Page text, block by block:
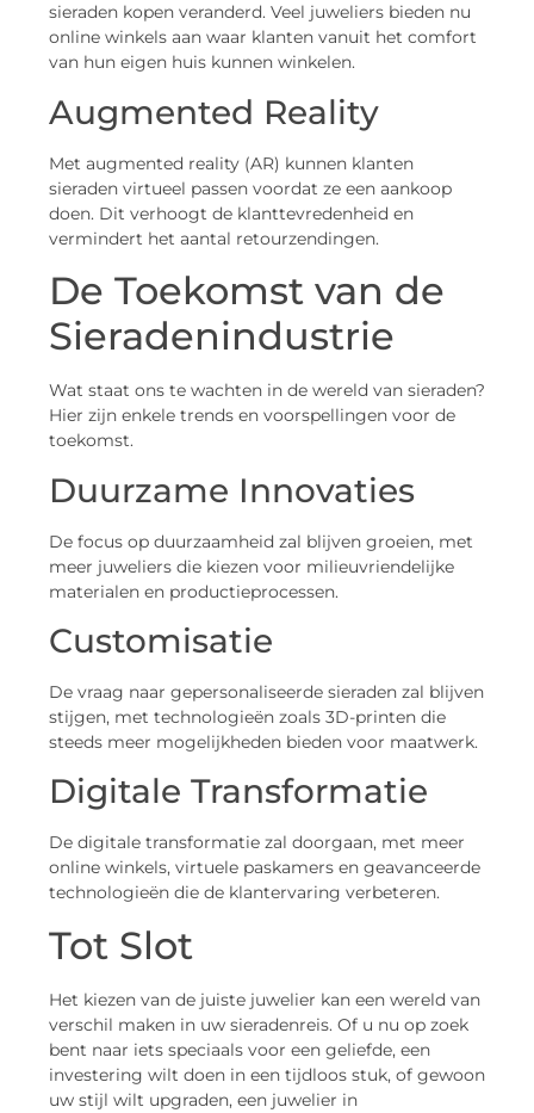
sieraden kopen veranderd. Veel juweliers bieden nu
online winkels aan waar klanten vanuit het comfort
van hun eigen huis kunnen winkelen.
Augmented Reality
Met augmented reality (AR) kunnen klanten
sieraden virtueel passen voordat ze een aankoop
doen. Dit verhoogt de klanttevredenheid en
vermindert het aantal retourzendingen.
De Toekomst van de
Sieradenindustrie
Wat staat ons te wachten in de wereld van sieraden?
Hier zijn enkele trends en voorspellingen voor de
toekomst.
Duurzame Innovaties
De focus op duurzaamheid zal blijven groeien, met
meer juweliers die kiezen voor milieuvriendelijke
materialen en productieprocessen.
Customisatie
De vraag naar gepersonaliseerde sieraden zal blijven
stijgen, met technologieën zoals 3D-printen die
steeds meer mogelijkheden bieden voor maatwerk.
Digitale Transformatie
De digitale transformatie zal doorgaan, met meer
online winkels, virtuele paskamers en geavanceerde
technologieën die de klantervaring verbeteren.
Tot Slot
Het kiezen van de juiste juwelier kan een wereld van
verschil maken in uw sieradenreis. Of u nu op zoek
bent naar iets speciaals voor een geliefde, een
investering wilt doen in een tijdloos stuk, of gewoon
uw stijl wilt upgraden, een juwelier in